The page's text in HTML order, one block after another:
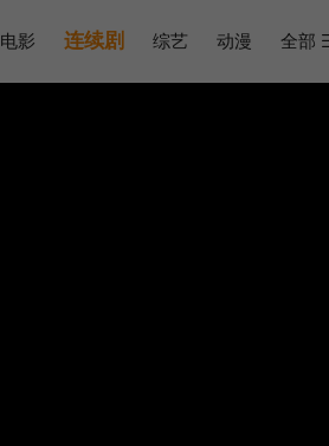
电影 连续剧 综艺 动漫 全部